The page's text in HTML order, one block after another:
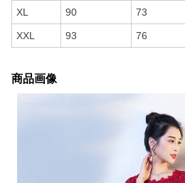
XL 90 73
XXL 93 76
商品画像